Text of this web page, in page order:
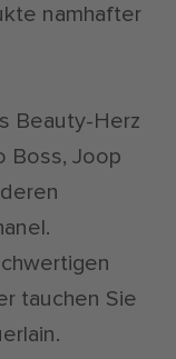
namhafter
Beauty-Herz
Boss, Joop
tauchen Sie